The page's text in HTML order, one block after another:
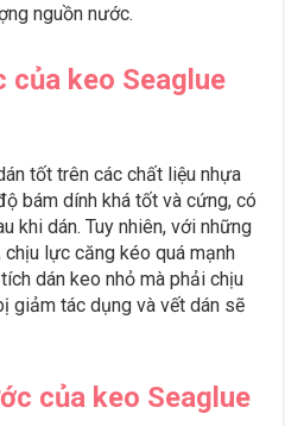
nguồn nước.
của keo Seaglue
tốt trên các chất liệu nhựa
bám dính khá tốt và cứng, có
khi dán. Tuy nhiên, với những
lực căng kéo quá mạnh
dán keo nhỏ mà phải chịu
giảm tác dụng và vết dán sẽ
của keo Seaglue